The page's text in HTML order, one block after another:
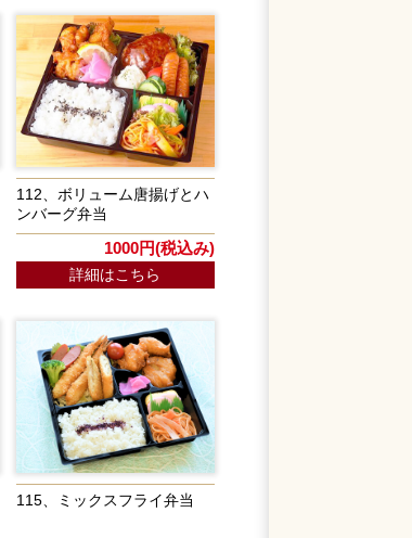
112、ボリューム唐揚げとハ
ンバーグ弁当
1000円(税込み)
詳細はこちら
115、ミックスフライ弁当